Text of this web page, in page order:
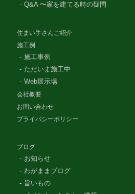
Q&A 〜家を建てる時の疑問
住まい手さんご紹介
施工例
施工事例
ただいま施工中
Web展示場
会社概要
お問い合わせ
プライバシーポリシー
ブログ
お知らせ
わがままブログ
旨いもの